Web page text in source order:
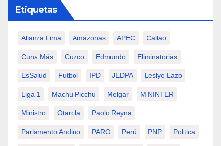
Etiquetas
Alianza Lima Amazonas APEC Callao
Cuna Más Cuzco Edmundo Eliminatorias
EsSalud Futbol IPD JEDPA Leslye Lazo
Liga 1 Machu Picchu Melgar MININTER
Ministro Otarola Paolo Reyna
Parlamento Andino PARO Perú PNP Politica